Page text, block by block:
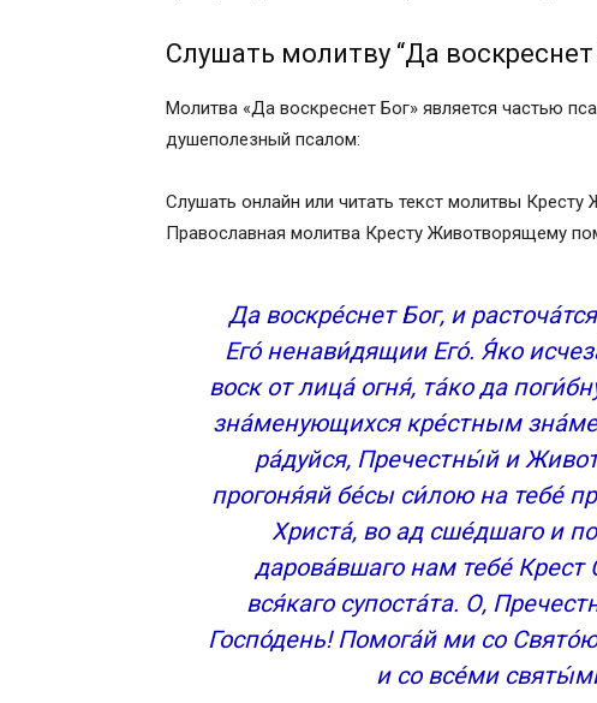
Слушать молитву “Да воскреснет
Молитва «Да воскреснет Бог» является частью
душеполезный псалом:
Слушать онлайн или читать текст молитвы
Православная молитва Кресту Животворящему
Да воскре́снет Бог, и
Его́ ненави́дящии Его́. Я́ко
воск от лица́ огня́, та́ко да
зна́менующихся кре́стным
ра́дуйся, Пречестны́й и
прогоня́яй бе́сы си́лою на тебе́
Христа́, во ад сше́дшаго и
дарова́вшаго нам тебе́
вся́каго супоста́та. О,
Госпо́день! Помога́й ми со
и со все́ми